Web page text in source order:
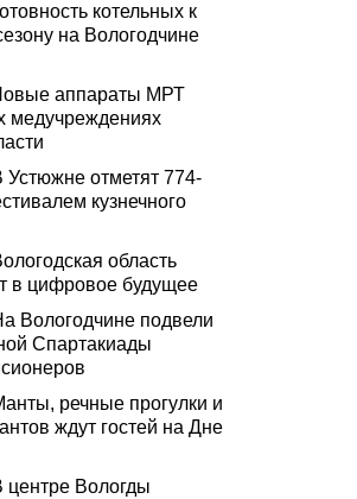
котельных к
на Вологодчине
аппараты МРТ
медучреждениях
Устюжне отметят 774-
кузнечного
область
в цифровое будущее
Вологодчине подвели
Спартакиады
речные прогулки и
ждут гостей на Дне
центре Вологды